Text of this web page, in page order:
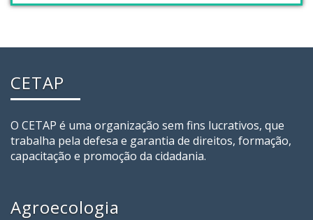
CETAP
O CETAP é uma organização sem fins lucrativos, que
trabalha pela defesa e garantia de direitos, formação,
capacitação e promoção da cidadania.
Agroecologia